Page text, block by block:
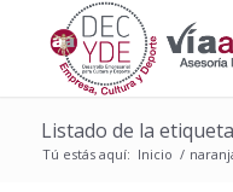
Listado de la
Tú estás aquí: Inicio /